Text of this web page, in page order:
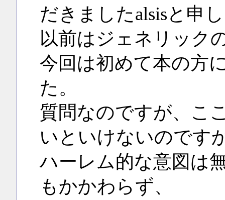
だきましたalsisと申
以前はジェネリック
今回は初めて本の方
た。
質問なのですが、こ
いといけないのです
ハーレム的な意図は
もかかわらず、